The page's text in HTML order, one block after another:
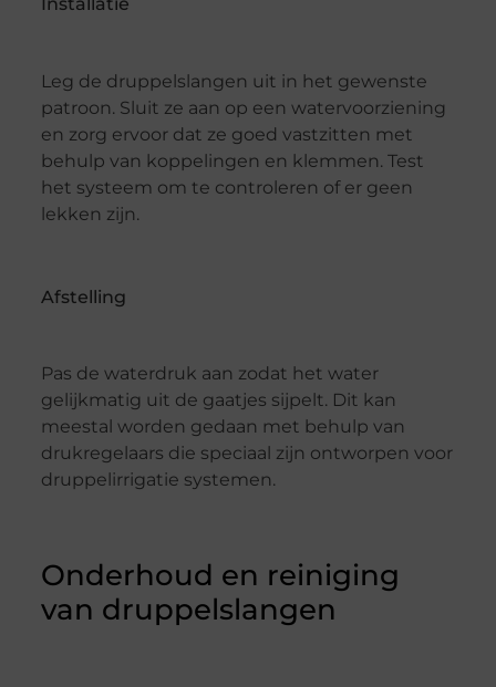
Leg de druppelslangen uit in het gewenste
patroon. Sluit ze aan op een watervoorziening
en zorg ervoor dat ze goed vastzitten met
behulp van koppelingen en klemmen. Test
het systeem om te controleren of er geen
lekken zijn.
Afstelling
Pas de waterdruk aan zodat het water
gelijkmatig uit de gaatjes sijpelt. Dit kan
meestal worden gedaan met behulp van
drukregelaars die speciaal zijn ontworpen voor
druppelirrigatie systemen.
Onderhoud en reiniging
van druppelslangen